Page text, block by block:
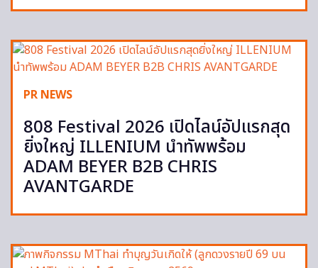
PR NEWS
808 Festival 2026 เปิดไลน์อัปแรกสุด
ยิ่งใหญ่ ILLENIUM นำทัพพร้อม
ADAM BEYER B2B CHRIS
AVANTGARDE